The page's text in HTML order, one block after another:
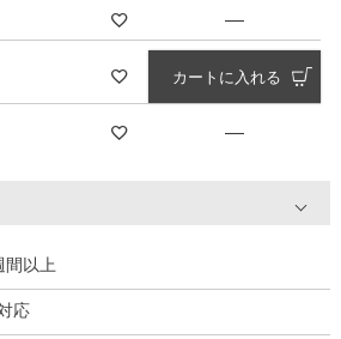
—
カートに入れる
—
間以上
応